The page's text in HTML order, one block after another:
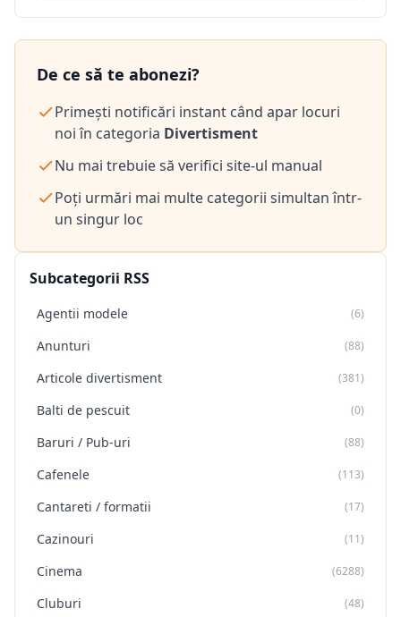
Subcategorii RSS
Agentii modele (6)
Anunturi (88)
Articole divertisment (381)
Balti de pescuit (0)
Baruri / Pub-uri (88)
Cafenele (113)
Cantareti / formatii (17)
Cazinouri (11)
Cinema (6288)
Cluburi (48)
De ce să te abonezi?
Primești notificări instant când apar locuri
noi în categoria Divertisment
Nu mai trebuie să verifici site-ul manual
Poți urmări mai multe categorii simultan într-
un singur loc